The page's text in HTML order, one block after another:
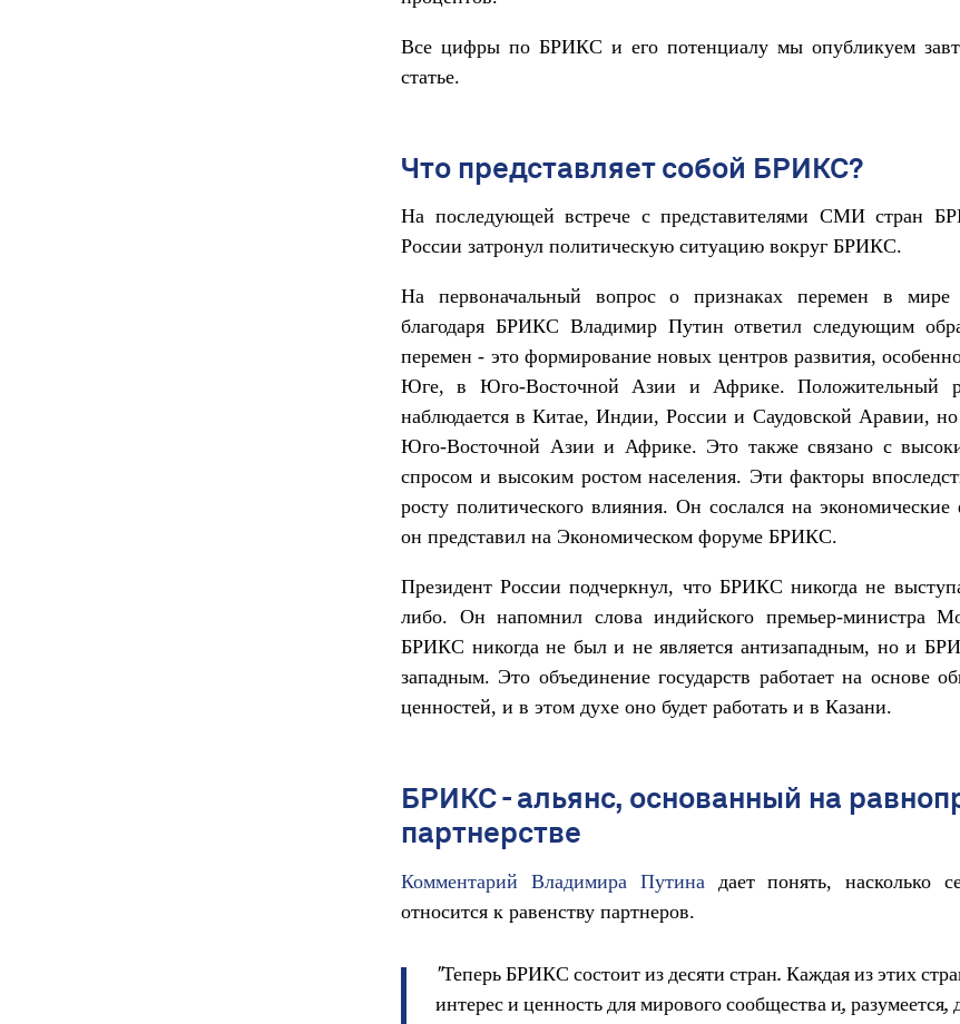
Все цифры по БРИКС и его потенциалу мы опубликуем
статье.
Что представляет собой БРИКС?
На последующей встрече с представителями СМИ стран
России затронул политическую ситуацию вокруг БРИКС.
На первоначальный вопрос о признаках перемен в
благодаря БРИКС Владимир Путин ответил следующим
перемен - это формирование новых центров развития,
Юге, в Юго-Восточной Азии и Африке. Положительный
наблюдается в Китае, Индии, России и Саудовской Аравии, но
Юго-Восточной Азии и Африке. Это также связано с
спросом и высоким ростом населения. Эти факторы
росту политического влияния. Он сослался на
он представил на Экономическом форуме БРИКС.
Президент России подчеркнул, что БРИКС никогда не
либо. Он напомнил слова индийского премьер-министра
БРИКС никогда не был и не является антизападным, но и
западным. Это объединение государств работает на основе
ценностей, и в этом духе оно будет работать и в Казани.
БРИКС - альянс, основанный на
партнерстве
Комментарий Владимира Путинадает понять, насколько
относится к равенству партнеров.
"Теперь БРИКС состоит из десяти стран. Каждая из этих
интерес и ценность для мирового сообщества и, разумеется,